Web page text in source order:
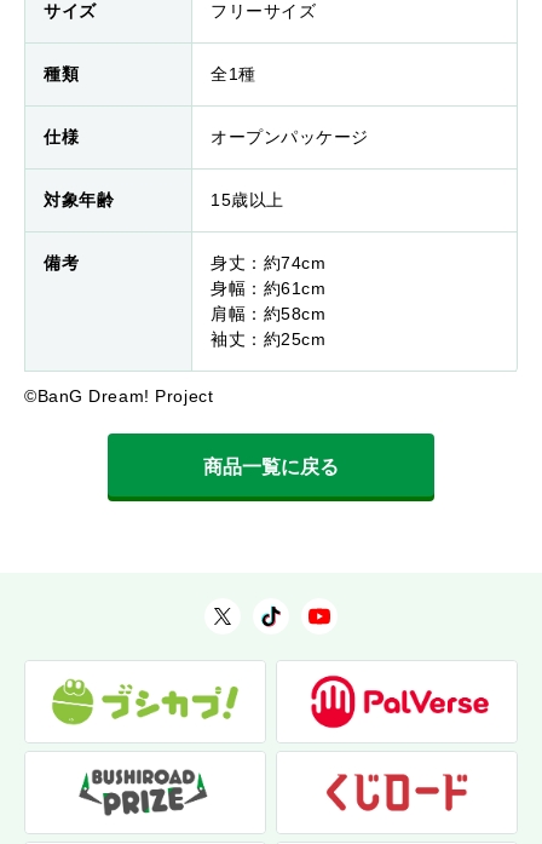
サイズ フリーサイズ
種類 全1種
仕様 オープンパッケージ
対象年齢 15歳以上
備考
身丈：約74cm
身幅：約61cm
肩幅：約58cm
袖丈：約25cm
©BanG Dream! Project
商品一覧に戻る